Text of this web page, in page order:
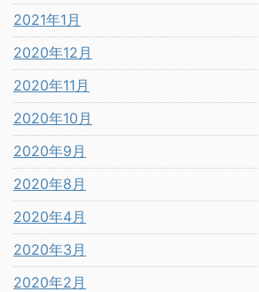
2021年1月
2020年12月
2020年11月
2020年10月
2020年9月
2020年8月
2020年4月
2020年3月
2020年2月